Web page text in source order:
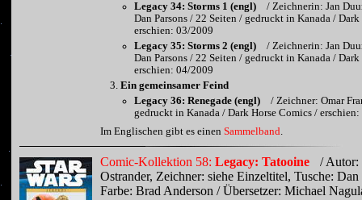
Legacy 34: Storms 1 (engl)
/ Zeichnerin: Jan
Dan Parsons / 22 Seiten / gedruckt in Kanada /
erschien: 03/2009
Legacy 35: Storms 2 (engl)
/ Zeichnerin: Jan
Dan Parsons / 22 Seiten / gedruckt in Kanada /
erschien: 04/2009
Ein gemeinsamer Feind
Legacy 36: Renegade (engl)
/ Zeichner: Omar
gedruckt in Kanada / Dark Horse Comics /
Im Englischen gibt es einenSammelband
Comic-Kollektion 58:Legacy: Tatooine
/ Autor:
Ostrander, Zeichner: siehe Einzeltitel, Tusche: Dan
Farbe: Brad Anderson / Übersetzer: Michael